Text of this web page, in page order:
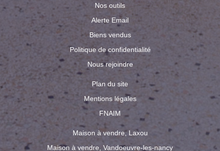
Nos outils
Alerte Email
Biens vendus
Politique de confidentialité
Nous rejoindre
Plan du site
Mentions légales
FNAIM
Maison à vendre, Laxou
Maison à vendre, Vandoeuvre-les-nancy